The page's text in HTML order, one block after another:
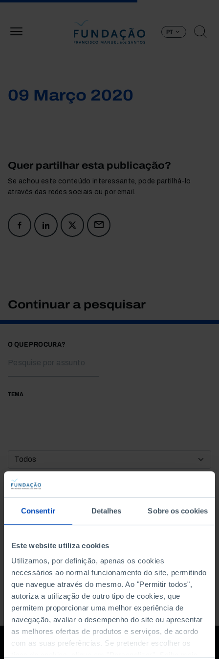
Consentir Detalhes Sobre os cookies
Este website utiliza cookies
Utilizamos, por definição, apenas os cookies
necessários ao normal funcionamento do site, permitindo
que navegue através do mesmo. Ao "Permitir todos",
autoriza a utilização de outro tipo de cookies, que
permitem proporcionar uma melhor experiência de
navegação, avaliar o desempenho do site ou apresentar
as melhores ofertas de produtos e serviços, de acordo
com as suas preferências. Se pretender escolher os
PT
09 Março 2020
Quer partilhar esta publicação?
Se achou este conteúdo interessante, pode partilhá-lo
através das redes sociais ou por email.
Continuar a pesquisar
O QUE PROCURA?
TEMA
DATA DE INÍCIO
DATA DE FIM